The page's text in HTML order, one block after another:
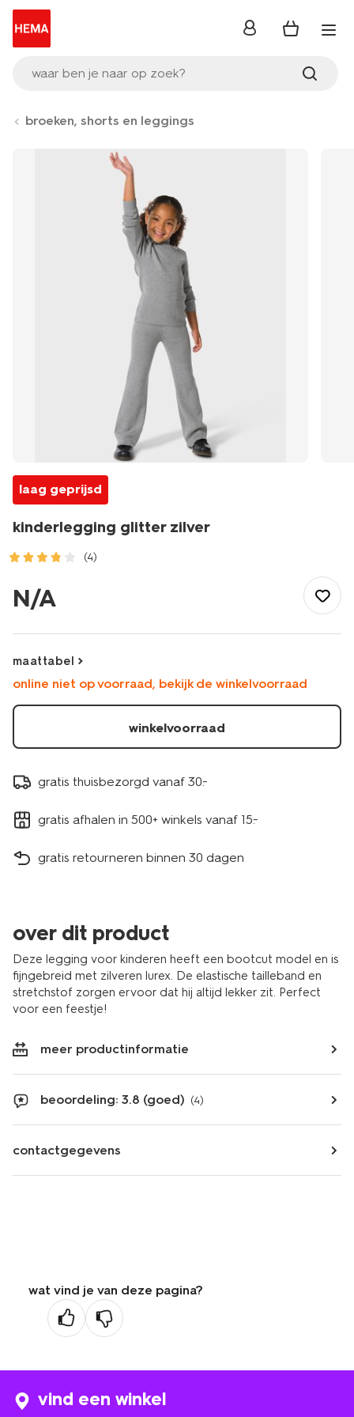
waar ben je naar op zoek?
inloggen
broeken, shorts en leggings
laag geprijsd
kinderlegging glitter zilver
(4)
glitter-
zilver-
N/A
maattabel
online niet op voorraad, bekijk de winkelvoorraad
winkelvoorraad
gratis thuisbezorgd vanaf 30.-
gratis afhalen in 500+ winkels vanaf 15.-
gratis retourneren binnen 30 dagen
over dit product
Deze legging voor kinderen heeft een bootcut model en is
fijngebreid met zilveren lurex. De elastische tailleband en
stretchstof zorgen ervoor dat hij altijd lekker zit. Perfect
voor een feestje!
meer productinformatie
beoordeling: 3.8 (goed) (4)
contactgegevens
wat vind je van deze pagina?
vind een winkel